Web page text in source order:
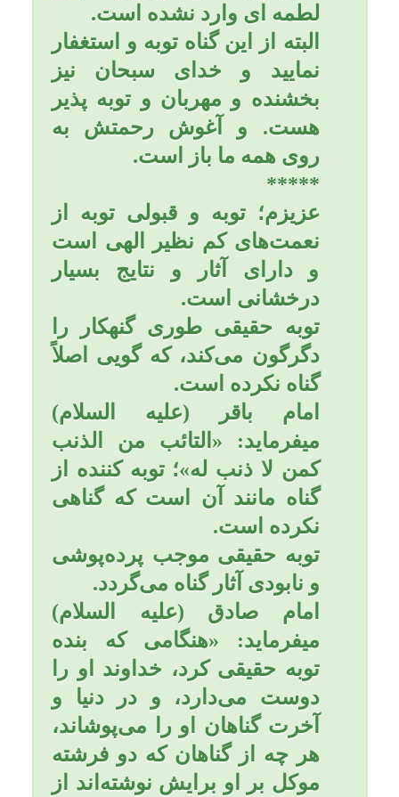
دوست مى‌دارد، و در دنيا و
آخرت گناهان او را مى‌پوشاند،
هر چه از گناهان كه دو فرشته
موكل بر او برايش نوشته‌اند از
يادشان ببرد و به اعضاى بدن
وحى مى‌كند كه گناهان او را
پنهان كنيد.و به نقاط زمين (كه
او در آن گناه كرده) فرمان
مى‌دهد گناهان او را پنهان كنيد.
شَيى يَشهد عليه بشىء من
الذّنوب؛ پس توبه كننده با خدا
ملاقات كند به گونه‌اى كه هيچ
چيز نيست كه در پيشگاه خدا
گواهى بدهد كه او چيزى از گناه
را انجام داده است.
توبه حقيقى انسان را محبوب
خدا مى‌كند، آن هم به عنوان
محبوب‌ترين بندگان.
امام كاظم (عليه السلام)
میفرماید: «و اَحَبّ العِباد الى
الله تعالى المُفَتَّنون التَّوابون»؛
و محبوب‌ترين بندگان در
پيشگاه خدا، آنهايى هستند كه
در فتنه (گناه) واقع شوند و
بسيار توبه كنند.
امام سجاد (عليه السلام) در
فرازى از مناجات خود از
پيشگاه خداوند چنين عرض
مى‌كند: «الهى انت فَتَحت
لِعبادك باباً الى عَفوِك، سمّيتَه
التّوبه، فقلت: توبوا الى الله
توبة نصوحاً، فما عذر مَن اغفل
دخول الباب بعد فتحه؟» اى
خداى من! تو آن كسى هستى
كه درى به سوى عفوت براى
بندگانت گشوده‌اى و نام آن را
توبه نهاده‌اى و فرموده‌اى: به
سوى خدا باز گرديد و توجه
خالص كنيد، اكنون عذر كسانى
كه از وارد شدن به اين در